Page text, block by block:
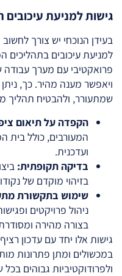
גישות למניעת עיכובים
בעידן הנוכחי יש צורך
למניעת עיכובים בתהליכים
פרואקטיבי עם מערך עבודה
ויאפשר מענה מהיר. כך,
שמתעורר, ולהבטיח תהליך
הקפדה על תיאום
המעורבים, כולל
ועדכנית.
בדיקה תקופתית:
בזיהוי מוקדם של
שימוש בתקשורת
ניהול פרויקטים
בצורה מהירה
גישות אלו יחד עם עדכון
במכשולים ומתן פתרונות
ולפרודוקטיביות גבוהים